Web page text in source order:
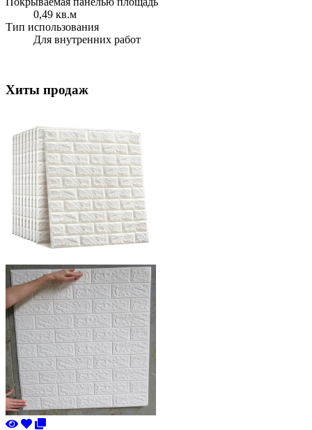
0,49 кв.м
Тип использования
Для внутренних работ
Хиты продаж